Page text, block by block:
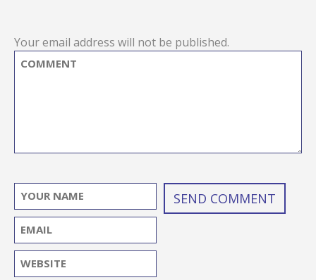
Your email address will not be published.